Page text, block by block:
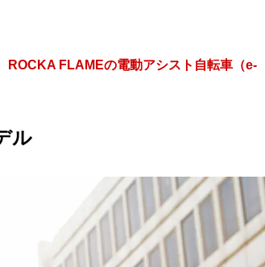
FLAMEの電動アシスト自転車（e-
ル